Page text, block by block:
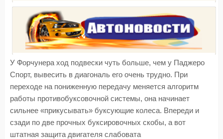
У Форчунера ход подвески чуть больше, чем у Паджеро
Спорт, вывесить в диагональ его очень трудно. При
переходе на пониженную передачу меняется алгоритм
работы противобуксовочной системы, она начинает
сильнее «прикусывать» буксующие колеса. Впереди и
сзади по две прочных буксировочных скобы, а вот
штатная защита двигателя слабовата